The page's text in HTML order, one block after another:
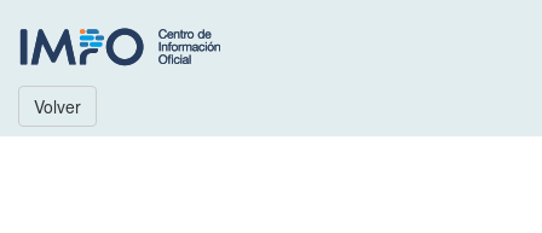
Volver